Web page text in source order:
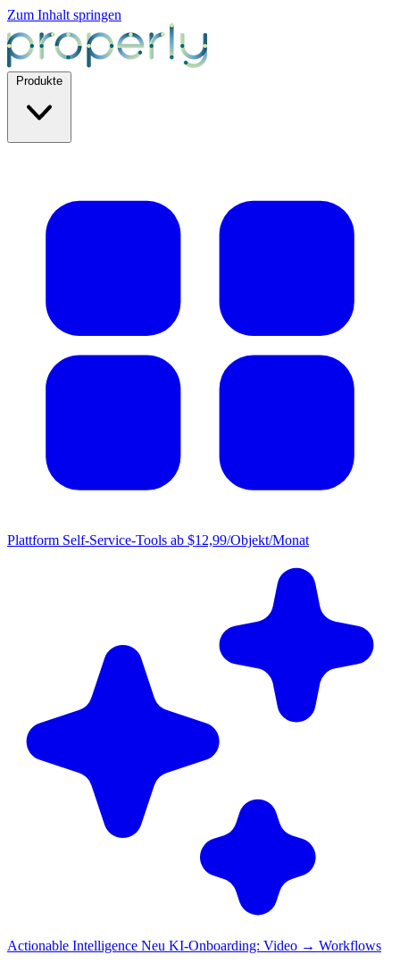
Zum Inhalt springen
Plattform Self-Service-Tools ab $12,99/Objekt/Monat
Actionable Intelligence Neu KI-Onboarding: Video → Workflows